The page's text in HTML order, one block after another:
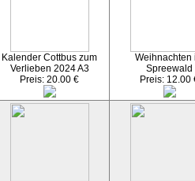
Kalender Cottbus zum
Verlieben 2024 A3
Preis: 20.00 €
Weihnachten
Spreewald
Preis: 12.00